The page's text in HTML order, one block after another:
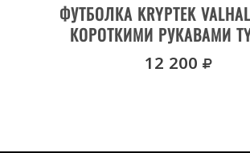
ФУТБОЛКА KRYPTEK
КОРОТКИМИ РУКАВАМИ
12 200